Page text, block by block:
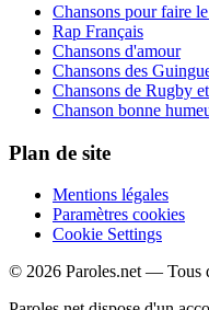
Chansons pour faire
Rap Français
Chansons d'amour
Chansons des
Chansons de Rugby
Chanson bonne
Plan de site
Mentions légales
Paramètres cookies
Cookie Settings
© 2026 Paroles.net — Tous